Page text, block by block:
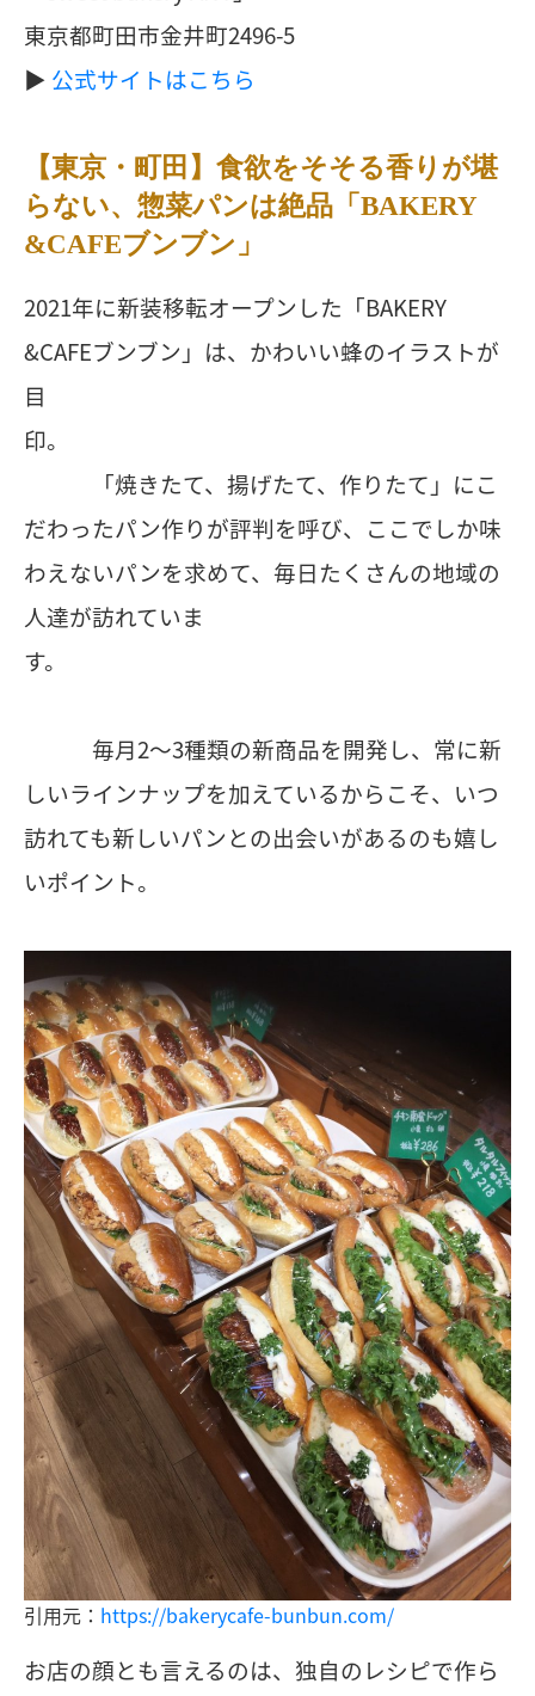
東京都町田市金井町2496-5
▶︎ 公式サイトはこちら
【東京・町田】食欲をそそる香りが堪
らない、惣菜パンは絶品「BAKERY
&CAFEブンブン」
2021年に新装移転オープンした「BAKERY
&CAFEブンブン」は、かわいい蜂のイラストが
目
印。
「焼きたて、揚げたて、作りたて」にこ
だわったパン作りが評判を呼び、ここでしか味
わえないパンを求めて、毎日たくさんの地域の
人達が訪れていま
す。
毎月2〜3種類の新商品を開発し、常に新
しいラインナップを加えているからこそ、いつ
訪れても新しいパンとの出会いがあるのも嬉し
いポイント。
引用元： https://bakerycafe-bunbun.com/
お店の顔とも言えるのは、独自のレシピで作ら